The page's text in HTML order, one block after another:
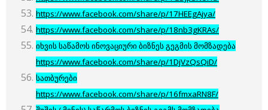
https://www.facebook.com/share/p/17HEEgAjya/
https://www.facebook.com/share/p/18nb3gKRAs/
იხვის საწამოს ინოვაციური ბიზნეს გეგმის მომზადება
https://www.facebook.com/share/p/1DjVzQsQiD/
სათბურები
https://www.facebook.com/share/p/16fmxaRN8F/